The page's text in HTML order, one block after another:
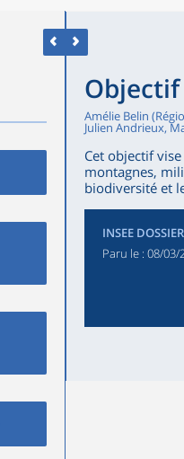
Amélie Belin
Julien Andrieux,
Cet objectif
montagnes,
biodiversité et
INSEE
Paru le : 08/03/